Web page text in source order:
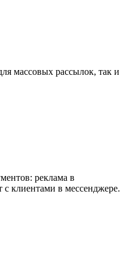
массовых рассылок, так и
реклама в
клиентами в мессенджере.